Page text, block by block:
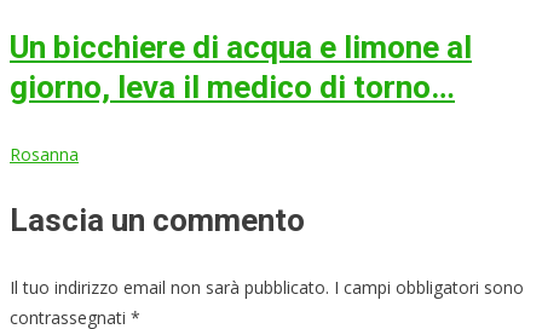
Un bicchiere di acqua e limone al
giorno, leva il medico di torno…
Rosanna
Lascia un commento
Il tuo indirizzo email non sarà pubblicato. I campi obbligatori sono
contrassegnati *